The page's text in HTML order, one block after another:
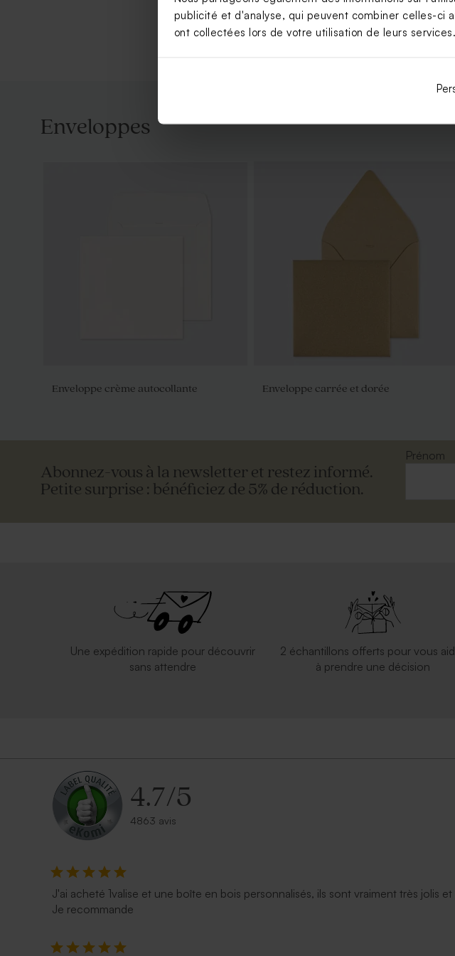
publicité et d'analyse, qui peuvent combiner celles-ci
ont collectées lors de votre utilisation de leurs services.
Voir toute la
Enveloppes
Enveloppe crème autocollante Enveloppe carrée et dorée
Abonnez-vous à la newsletter et restez informé.
Petite surprise : bénéficiez de 5% de réduction.
Prénom
Une expédition rapide pour découvrir
sans attendre
2 échantillons offerts pour vous
à prendre une décision
4.7/5
4863 avis
J'ai acheté 1valise et une boîte en bois personnalisés, ils sont vraiment très
Je recommande